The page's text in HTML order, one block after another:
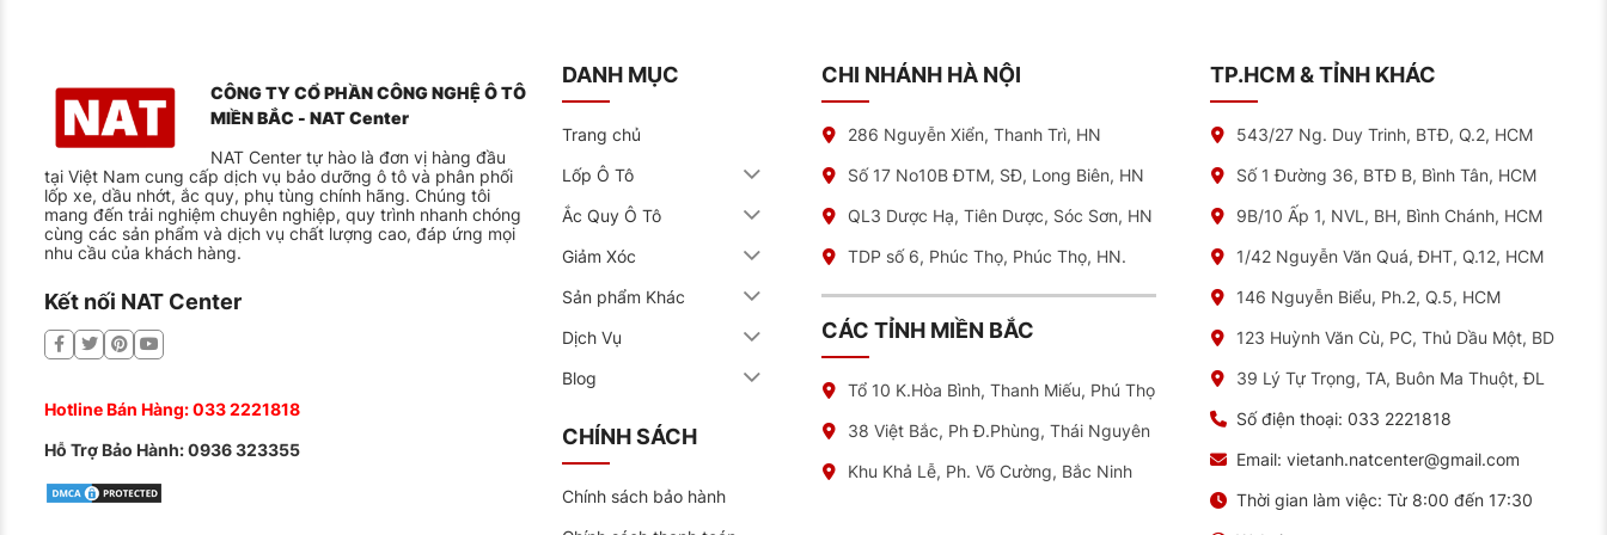
Bảo đảm độ bền lâu dài cho xe – Với đội ngũ chuyên gia kỹ thuật tận tâm
Luôn biết rõ điều gì đang diễn ra – Quy trình làm việc minh bạch, rõ ràng
Lựa chọn thông minh, đúng nhu cầu – Từ tư vấn chuyên sâu, am hiểu
Trung thực trong từng lời khuyên – Văn hóa đội ngũ đặt sự chân thành lên hàng đầu
Hãy đến ngay trung tâm dịch vụ gần nhất của chúng tôi trên toàn quốc để được tư vấn và lựa chọn bộ lốp phù hợp cho xe của bạn. Liên hệ ngay 033 2221 818 để hỗ trợ nhanh chóng
và tận tâm, đội ngũ nhân viên luôn sẵn sàng phục vụ.
CÔNG TY CỔ PHẦN CÔNG NGHỆ Ô TÔ
MIỀN BẮC - NAT Center
NAT Center tự hào là đơn vị hàng đầu
tại Việt Nam cung cấp dịch vụ bảo dưỡng ô tô và phân phối
lốp xe, dầu nhớt, ắc quy, phụ tùng chính hãng. Chúng tôi
mang đến trải nghiệm chuyên nghiệp, quy trình nhanh chóng
cùng các sản phẩm và dịch vụ chất lượng cao, đáp ứng mọi
nhu cầu của khách hàng.
Kết nối NAT Center
Hotline Bán Hàng:033 2221818
Hỗ Trợ Bảo Hành:0936 323355
DANH MỤC
Trang chủ
Lốp Ô Tô
Ắc Quy Ô Tô
Giảm Xóc
Sản phẩm Khác
Dịch Vụ
Blog
CHÍNH SÁCH
Chính sách bảo hành
CHI NHÁNH HÀ NỘI
286 Nguyễn Xiển, Thanh Trì, HN
Số 17 No10B ĐTM, SĐ, Long Biên, HN
QL3 Dược Hạ, Tiên Dược, Sóc Sơn, HN
TDP số 6, Phúc Thọ, Phúc Thọ, HN.
CÁC TỈNH MIỀN BẮC
Tổ 10 K.Hòa Bình, Thanh Miếu, Phú Thọ
38 Việt Bắc, Ph Đ.Phùng, Thái Nguyên
Khu Khả Lễ, Ph. Võ Cường, Bắc Ninh
TP.HCM & TỈNH KHÁC
543/27 Ng. Duy Trinh, BTĐ, Q.2, HCM
Số 1 Đường 36, BTĐ B, Bình Tân, HCM
9B/10 Ấp 1, NVL, BH, Bình Chánh, HCM
1/42 Nguyễn Văn Quá, ĐHT, Q.12, HCM
146 Nguyễn Biểu, Ph.2, Q.5, HCM
123 Huỳnh Văn Cù, PC, Thủ Dầu Một, BD
39 Lý Tự Trọng, TA, Buôn Ma Thuột, ĐL
Số điện thoại: 033 2221818
Email: vietanh.natcenter@gmail.com
Thời gian làm việc: Từ 8:00 đến 17:30